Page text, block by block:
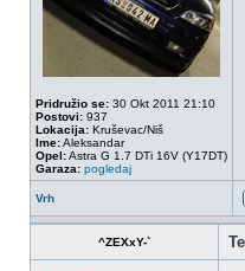
Pridružio se: 30 Okt 2011 21:10
Postovi: 937
Lokacija: Kruševac/Niš
Ime:Aleksandar
Opel:Astra G 1.7 DTi 16V (Y17DT)
Garaza: pogledaj
Vrh
^ZEXxY-`